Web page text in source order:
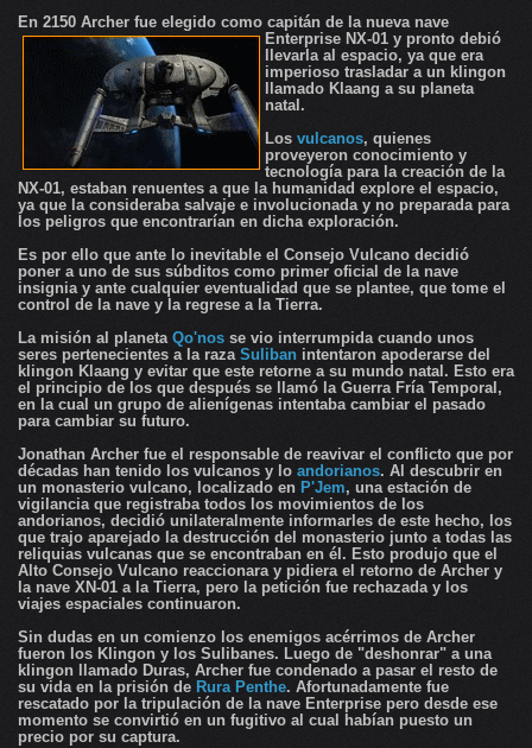
En 2150 Archer fue elegido como capitán de la nueva nave
Enterprise NX-01 y pronto debió
llevarla al espacio, ya que era
imperioso trasladar a un klingon
llamado Klaang a su planeta
natal.
Los vulcanos, quienes
proveyeron conocimiento y
tecnología para la creación de la
NX-01, estaban renuentes a que la humanidad explore el espacio,
ya que la consideraba salvaje e involucionada y no preparada para
los peligros que encontrarían en dicha exploración.
Es por ello que ante lo inevitable el Consejo Vulcano decidió
poner a uno de sus súbditos como primer oficial de la nave
insignia y ante cualquier eventualidad que se plantee, que tome el
control de la nave y la regrese a la Tierra.
La misión al planeta Qo'nos se vio interrumpida cuando unos
seres pertenecientes a la raza Suliban intentaron apoderarse del
klingon Klaang y evitar que este retorne a su mundo natal. Esto era
el principio de los que después se llamó la Guerra Fría Temporal,
en la cual un grupo de alienígenas intentaba cambiar el pasado
para cambiar su futuro.
Jonathan Archer fue el responsable de reavivar el conflicto que por
décadas han tenido los vulcanos y lo andorianos. Al descubrir en
un monasterio vulcano, localizado en P'Jem, una estación de
vigilancia que registraba todos los movimientos de los
andorianos, decidió unilateralmente informarles de este hecho, los
que trajo aparejado la destrucción del monasterio junto a todas las
reliquias vulcanas que se encontraban en él. Esto produjo que el
Alto Consejo Vulcano reaccionara y pidiera el retorno de Archer y
la nave XN-01 a la Tierra, pero la petición fue rechazada y los
viajes espaciales continuaron.
Sin dudas en un comienzo los enemigos acérrimos de Archer
fueron los Klingon y los Sulibanes. Luego de "deshonrar" a una
klingon llamado Duras, Archer fue condenado a pasar el resto de
su vida en la prisión de Rura Penthe. Afortunadamente fue
rescatado por la tripulación de la nave Enterprise pero desde ese
momento se convirtió en un fugitivo al cual habían puesto un
precio por su captura.